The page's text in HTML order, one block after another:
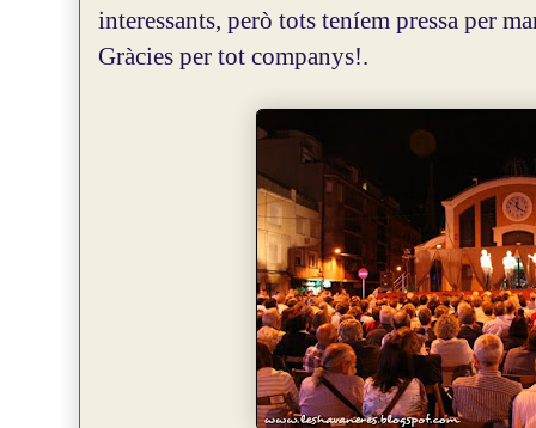
interessants, però tots teníem pressa per
Gràcies per tot companys!.